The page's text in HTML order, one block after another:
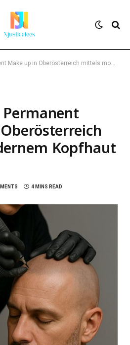
in Oberösterreich mittels modernem Kopfhaut Tattoo
Kopfhaut
4 MINS READ